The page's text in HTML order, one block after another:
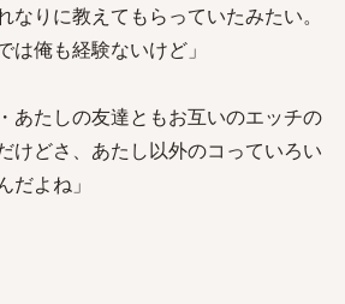
なりに教えてもらっていたみたい。
は俺も経験ないけど」
あたしの友達ともお互いのエッチの
けどさ、あたし以外のコっていろい
だよね」